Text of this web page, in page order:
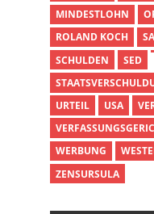
MINDESTLOHN
ROLAND KOCH
SCHULDEN
SED
URTEIL
USA
WERBUNG
ZENSURSULA